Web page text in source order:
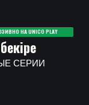
СЕРИИ
НА UNICO PLAY